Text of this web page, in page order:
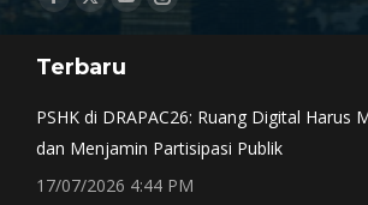
Facebook
opens
window
X
opens
window
YouTube
opens
Instagram
window
Terbaru
PSHK di DRAPAC26: Ruang Digital Harus
dan Menjamin Partisipasi Publik
17/07/2026 4:44 PM